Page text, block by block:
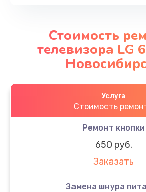
Стоимость
телевизора LG
Услуга
Стоимость
Ремонт кнопки
650 руб.
Заказать
Замена шнура